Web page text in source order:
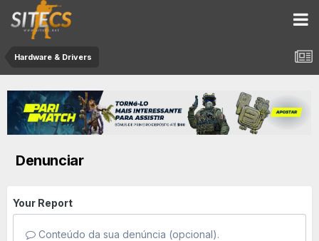
Hardware & Drivers
Denunciar
Your Report
Conteúdo da sua denúncia (opcional).